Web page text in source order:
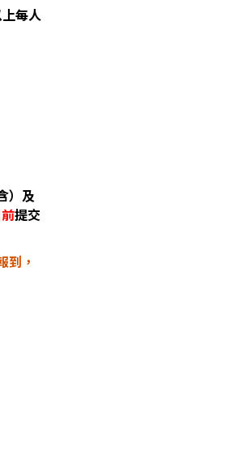
每人
）及
提交
到，